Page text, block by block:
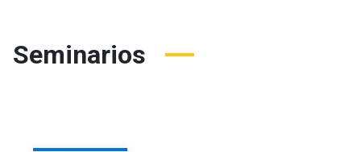
Seminarios